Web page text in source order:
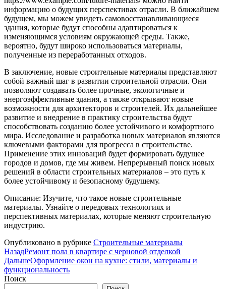
информацию о будущих перспективах отрасли. В ближайшем
будущем, мы можем увидеть самовосстанавливающиеся
здания, которые будут способны адаптироваться к
изменяющимся условиям окружающей среды. Также,
вероятно, будут широко использоваться материалы,
полученные из переработанных отходов.
В заключение, новые строительные материалы представляют
собой важный шаг в развитии строительной отрасли. Они
позволяют создавать более прочные, экологичные и
энергоэффективные здания, а также открывают новые
возможности для архитекторов и строителей. Их дальнейшее
развитие и внедрение в практику строительства будут
способствовать созданию более устойчивого и комфортного
мира. Исследование и разработка новых материалов являются
ключевыми факторами для прогресса в строительстве.
Применение этих инноваций будет формировать будущее
городов и домов, где мы живем. Непрерывный поиск новых
решений в области строительных материалов – это путь к
более устойчивому и безопасному будущему.
Описание: Изучите, что такое новые строительные
материалы. Узнайте о передовых технологиях и
перспективных материалах, которые меняют строительную
индустрию.
Опубликовано в рубрике Строительные материалы
НазадРемонт пола в квартире с черновой отделкой
ДальшеОформление окон на кухне: стили, материалы и
функциональность
Поиск